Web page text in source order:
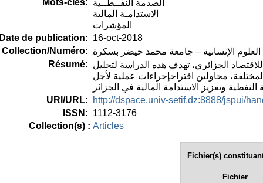
الصدمة النفــطــية
الاستدامـة المالية
المؤشرات
Date de publication: 16-oct-2018
Collection/Numéro:
Résumé: الجزائري، تهدف هذه الدراسة لتحليل
محاولين اقتراحإجراءات عملية لأجل
URI/URL:
http://dspace.univ-setif.dz:8888/jspui/
ISSN: 1112-3176
Collection(s) : Articles
Fichier(s)
Fichier